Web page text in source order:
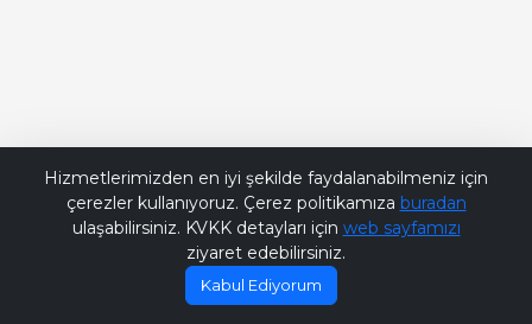
Hizmetlerimizden en iyi şekilde faydalanabilmeniz için
çerezler kullanıyoruz. Çerez politikamıza buradan
ulaşabilirsiniz. KVKK detayları için web sayfamızı
ziyaret edebilirsiniz.
Kabul Ediyorum
Bana Soru Sor | Ask Me